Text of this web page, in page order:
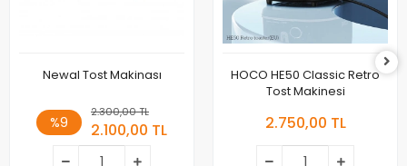
Newal Tost Makinası
%9
2.300,00 TL
2.100,00 TL
HOCO HE50 Classic Retro
Tost Makinesi
2.750,00 TL